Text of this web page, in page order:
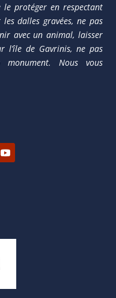
le protéger en respectant
dalles gravées, ne pas
avec un animal, laisser
l’île de Gavrinis, ne pas
monument. Nous vous